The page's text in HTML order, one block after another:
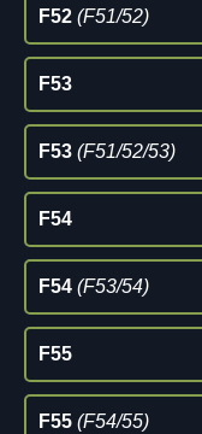
F52 (F51/52)
F53
F53 (F51/52/53)
F54
F54 (F53/54)
F55
F55 (F54/55)